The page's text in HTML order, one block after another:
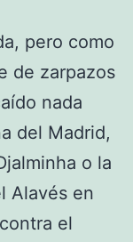
pero como
de zarpazos
nada
del Madrid,
o la
Alavés en
el